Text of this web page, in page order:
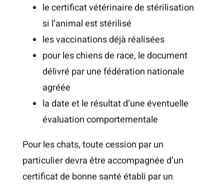
le certificat vétérinaire de stérilisation
si l’animal est stérilisé
les vaccinations déjà réalisées
pour les chiens de race, le document
délivré par une fédération nationale
agréée
la date et le résultat d’une éventuelle
évaluation comportementale
Pour les chats, toute cession par un
particulier devra être accompagnée d’un
certificat de bonne santé établi par un